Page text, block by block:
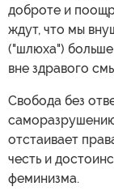
доброте и
ждут, что мы
("шлюха") больше
вне здравого
Свобода без
отстаивает
честь и
феминизма.